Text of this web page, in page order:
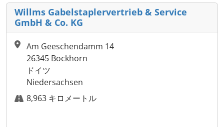
Willms Gabelstaplervertrieb & Service
GmbH & Co. KG
Am Geeschendamm 14
26345 Bockhorn
ドイツ
Niedersachsen
8,963 キロメートル